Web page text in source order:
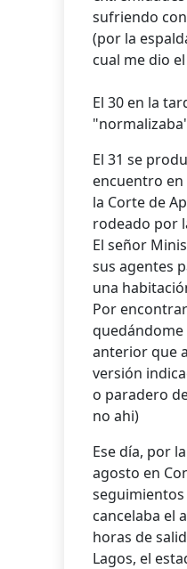
sufriendo
(por la
cual me dio
El 30 en la
El 31 se
encuentro
la Corte de
rodeado por
El señor
sus agentes
una
Por
quedándome
anterior que
versión
o paradero
no ahi)
Ese día, por
agosto en
cancelaba el
horas de
Lagos, el